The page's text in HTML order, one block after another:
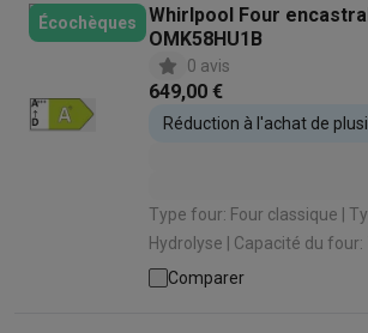
Écochèques
Whirlpool Four
OMK58HU1B
0 avis
649,00 €
Réduction à l'achat de
Type four: Four classique | Type de nettoyage:
Hydrolyse | Capacité du four: 71 L | Classe
énergétique: A+ | Type de cuisson: Air pulsé
Comparer